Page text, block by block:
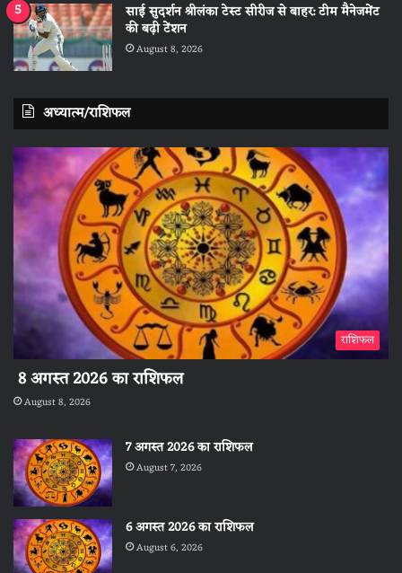
साई सुदर्शन श्रीलंका टेस्ट सीरीज से बाहर: टीम मैनेजमेंट
की बढ़ी टेंशन
August 8, 2026
अध्यात्म/राशिफल
राशिफल
8 अगस्त 2026 का राशिफल
August 8, 2026
7 अगस्त 2026 का राशिफल
August 7, 2026
6 अगस्त 2026 का राशिफल
August 6, 2026